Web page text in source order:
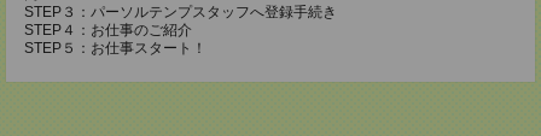
STEP３：パーソルテンプスタッフへ登録手続き
STEP４：お仕事のご紹介
STEP５：お仕事スタート！